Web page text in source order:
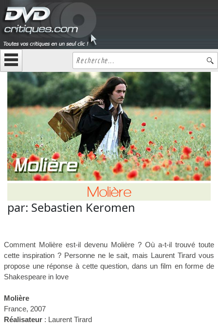
Molière
par: Sebastien Keromen
Comment Molière est-il devenu Molière ? Où a-t-il trouvé toute
cette inspiration ? Personne ne le sait, mais Laurent Tirard vous
propose une réponse à cette question, dans un film en forme de
Shakespeare in love
Molière
France, 2007
Réalisateur : Laurent Tirard